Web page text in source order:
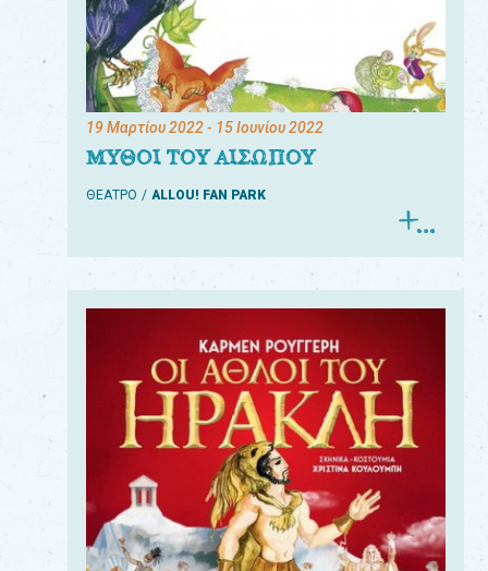
19 Μαρτίου 2022- 15 Ιουνίου 2022
ΜΥΘΟΙ ΤΟΥ ΑΙΣΩΠΟΥ
ΘΕΑΤΡΟ ALLOU! FAN PARK